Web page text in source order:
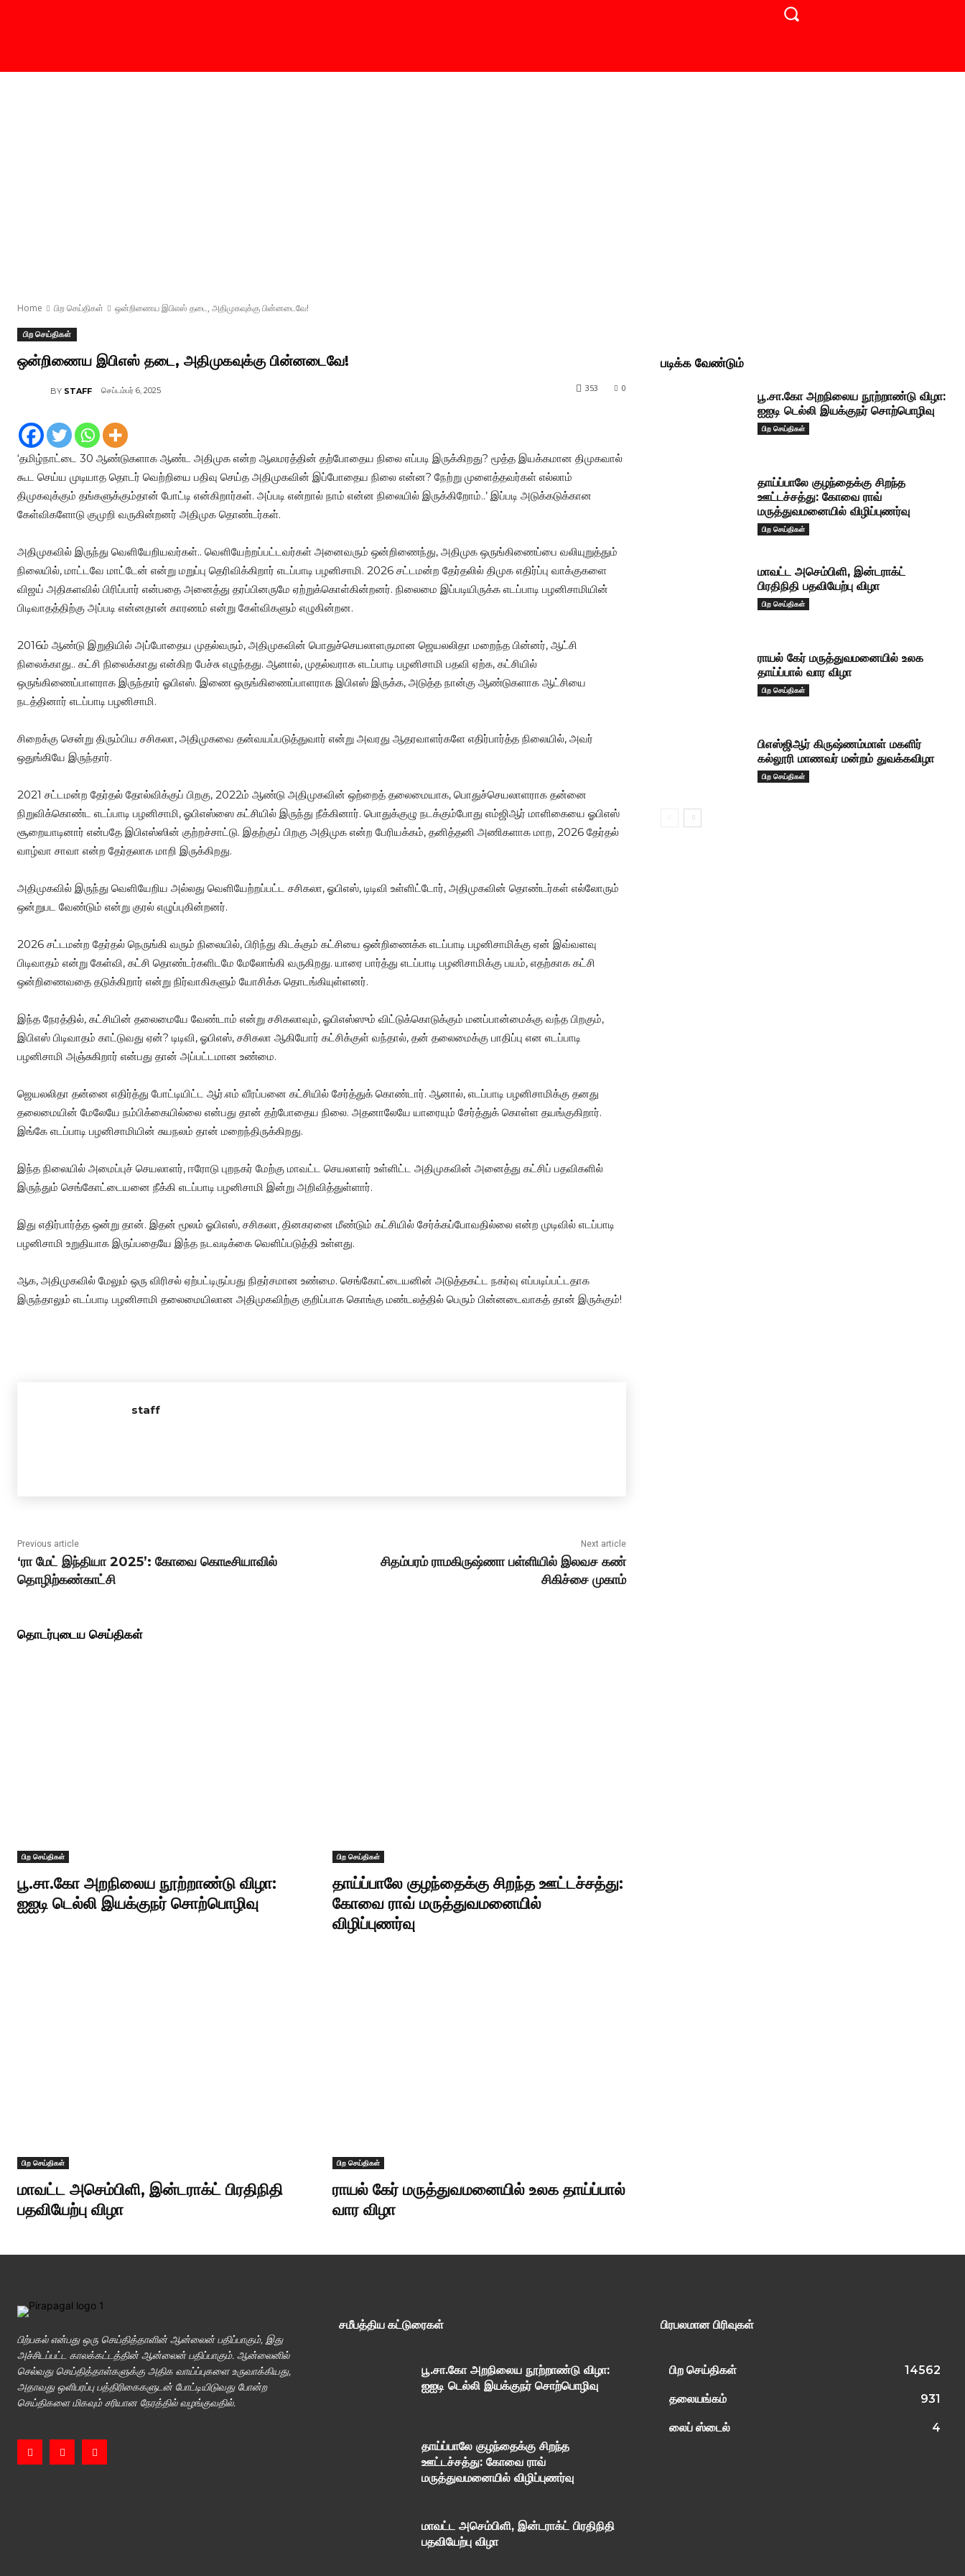
Home பிற செய்திகள் ஒன்றிணைய இபிஎஸ் தடை, அதிமுகவுக்கு பின்னடைவே!
பிற செய்திகள்
ஒன்றிணைய இபிஎஸ் தடை, அதிமுகவுக்கு பின்னடைவே!
BY STAFF செப்டம்பர் 6, 2025 0
353
‘தமிழ்நாட்டை 30 ஆண்டுகளாக ஆண்ட அதிமுக என்ற ஆலமரத்தின் தற்போதைய நிலை எப்படி இருக்கிறது? மூத்த இயக்கமான திமுகவால்
கூட செய்ய முடியாத தொடர் வெற்றியை பதிவு செய்த அதிமுகவின் இப்போதைய நிலை என்ன? நேற்று முளைத்தவர்கள் எல்லாம்
திமுகவுக்கும் தங்களுக்கும்தான் போட்டி என்கிறார்கள். அப்படி என்றால் நாம் என்ன நிலையில் இருக்கிறோம்..’ இப்படி அடுக்கடுக்கான
கேள்விகளோடு குமுறி வருகின்றனர் அதிமுக தொண்டர்கள்.
அதிமுகவில் இருந்து வெளியேறியவர்கள்.. வெளியேற்றப்பட்டவர்கள் அனைவரும் ஒன்றிணைந்து, அதிமுக ஒருங்கிணைப்பை வலியுறுத்தும்
நிலையில், மாட்டவே மாட்டேன் என்று மறுப்பு தெரிவிக்கிறார் எடப்பாடி பழனிசாமி. 2026 சட்டமன்ற தேர்தலில் திமுக எதிர்ப்பு வாக்குகளை
விஜய் அதிகளவில் பிரிப்பார் என்பதை அனைத்து தரப்பினருமே ஏற்றுக்கொள்கின்றனர். நிலைமை இப்படியிருக்க எடப்பாடி பழனிசாமியின்
பிடிவாதத்திற்கு அப்படி என்னதான் காரணம் என்று கேள்விகளும் எழுகின்றன.
2016ம் ஆண்டு இறுதியில் அப்போதைய முதல்வரும், அதிமுகவின் பொதுச்செயலாளருமான ஜெயலலிதா மறைந்த பின்னர், ஆட்சி
நிலைக்காது.. கட்சி நிலைக்காது என்கிற பேச்சு எழுந்தது. ஆனால், முதல்வராக எடப்பாடி பழனிசாமி பதவி ஏற்க, கட்சியில்
ஒருங்கிணைப்பாளராக இருந்தார் ஓபிஎஸ். இணை ஒருங்கிணைப்பாளராக இபிஎஸ் இருக்க, அடுத்த நான்கு ஆண்டுகளாக ஆட்சியை
நடத்தினார் எடப்பாடி பழனிசாமி.
சிறைக்கு சென்று திரும்பிய சசிகலா, அதிமுகவை தன்வயப்படுத்துவார் என்று அவரது ஆதரவாளர்களே எதிர்பார்த்த நிலையில், அவர்
ஒதுங்கியே இருந்தார்.
2021 சட்டமன்ற தேர்தல் தோல்விக்குப் பிறகு, 2022ம் ஆண்டு அதிமுகவின் ஒற்றைத் தலைமையாக, பொதுச்செயலாளராக தன்னை
நிறுவிக்கொண்ட எடப்பாடி பழனிசாமி, ஓபிஎஸ்ஸை கட்சியில் இருந்து நீக்கினார். பொதுக்குழு நடக்கும்போது எம்ஜிஆர் மாளிகையை ஓபிஎஸ்
சூறையாடினார் என்பதே இபிஎஸ்ஸின் குற்றச்சாட்டு. இதற்குப் பிறகு அதிமுக என்ற பேரியக்கம், தனித்தனி அணிகளாக மாற, 2026 தேர்தல்
வாழ்வா சாவா என்ற தேர்தலாக மாறி இருக்கிறது.
அதிமுகவில் இருந்து வெளியேறிய அல்லது வெளியேற்றப்பட்ட சசிகலா, ஓபிஎஸ், டிடிவி உள்ளிட்டோர், அதிமுகவின் தொண்டர்கள் எல்லோரும்
ஒன்றுபட வேண்டும் என்று குரல் எழுப்புகின்றனர்.
2026 சட்டமன்ற தேர்தல் நெருங்கி வரும் நிலையில், பிரிந்து கிடக்கும் கட்சியை ஒன்றிணைக்க எடப்பாடி பழனிசாமிக்கு ஏன் இவ்வளவு
பிடிவாதம் என்று கேள்வி, கட்சி தொண்டர்களிடமே மேலோங்கி வருகிறது. யாரை பார்த்து எடப்பாடி பழனிசாமிக்கு பயம், எதற்காக கட்சி
ஒன்றிணைவதை தடுக்கிறார் என்று நிர்வாகிகளும் யோசிக்க தொடங்கியுள்ளனர்.
இந்த நேரத்தில், கட்சியின் தலைமையே வேண்டாம் என்று சசிகலாவும், ஓபிஎஸ்ஸும் விட்டுக்கொடுக்கும் மனப்பான்மைக்கு வந்த பிறகும்,
இபிஎஸ் பிடிவாதம் காட்டுவது ஏன்? டிடிவி, ஓபிஎஸ், சசிகலா ஆகியோர் கட்சிக்குள் வந்தால், தன் தலைமைக்கு பாதிப்பு என எடப்பாடி
பழனிசாமி அஞ்சுகிறார் என்பது தான் அப்பட்டமான உண்மை.
ஜெயலலிதா தன்னை எதிர்த்து போட்டியிட்ட ஆர்.எம் வீரப்பனை கட்சியில் சேர்த்துக் கொண்டார். ஆனால், எடப்பாடி பழனிசாமிக்கு தனது
தலைமையின் மேலேயே நம்பிக்கையில்லை என்பது தான் தற்போதைய நிலை. அதனாலேயே யாரையும் சேர்த்துக் கொள்ள தயங்குகிறார்.
இங்கே எடப்பாடி பழனிசாமியின் சுயநலம் தான் மறைந்திருக்கிறது.
இந்த நிலையில் அமைப்புச் செயலாளர், ஈரோடு புறநகர் மேற்கு மாவட்ட செயலாளர் உள்ளிட்ட அதிமுகவின் அனைத்து கட்சிப் பதவிகளில்
இருந்தும் செங்கோட்டையனை நீக்கி எடப்பாடி பழனிசாமி இன்று அறிவித்துள்ளார்.
இது எதிர்பார்த்த ஒன்று தான். இதன் மூலம் ஓபிஎஸ், சசிகலா, தினகரனை மீண்டும் கட்சியில் சேர்க்கப்போவதில்லை என்ற முடிவில் எடப்பாடி
பழனிசாமி உறுதியாக இருப்பதையே இந்த நடவடிக்கை வெளிப்படுத்தி உள்ளது.
ஆக, அதிமுகவில் மேலும் ஒரு விரிசல் ஏற்பட்டிருப்பது நிதர்சமான உண்மை. செங்கோட்டையனின் அடுத்தகட்ட நகர்வு எப்படிப்பட்டதாக
இருந்தாலும் எடப்பாடி பழனிசாமி தலைமையிலான அதிமுகவிற்கு குறிப்பாக கொங்கு மண்டலத்தில் பெரும் பின்னடைவாகத் தான் இருக்கும்!
staff
Previous article
‘ரா மேட் இந்தியா 2025’: கோவை கொடீசியாவில்
தொழிற்கண்காட்சி
Next article
சிதம்பரம் ராமகிருஷ்ணா பள்ளியில் இலவச கண்
சிகிச்சை முகாம்
தொடர்புடைய செய்திகள்
பிற செய்திகள்
பூ.சா.கோ அறநிலைய நூற்றாண்டு விழா:
ஐஐடி டெல்லி இயக்குநர் சொற்பொழிவு
பிற செய்திகள்
தாய்ப்பாலே குழந்தைக்கு சிறந்த ஊட்டச்சத்து:
கோவை ராவ் மருத்துவமனையில்
விழிப்புணர்வு
பிற செய்திகள்
மாவட்ட அசெம்பிளி, இன்டராக்ட் பிரதிநிதி
பதவியேற்பு விழா
பிற செய்திகள்
ராயல் கேர் மருத்துவமனையில் உலக தாய்ப்பால்
வார விழா
படிக்க வேண்டும்
பூ.சா.கோ அறநிலைய நூற்றாண்டு விழா:
ஐஐடி டெல்லி இயக்குநர் சொற்பொழிவு
பிற செய்திகள்
தாய்ப்பாலே குழந்தைக்கு சிறந்த
ஊட்டச்சத்து: கோவை ராவ்
மருத்துவமனையில் விழிப்புணர்வு
பிற செய்திகள்
மாவட்ட அசெம்பிளி, இன்டராக்ட்
பிரதிநிதி பதவியேற்பு விழா
பிற செய்திகள்
ராயல் கேர் மருத்துவமனையில் உலக
தாய்ப்பால் வார விழா
பிற செய்திகள்
பிஎஸ்ஜிஆர் கிருஷ்ணம்மாள் மகளிர்
கல்லூரி மாணவர் மன்றம் துவக்கவிழா
பிற செய்திகள்
பிற்பகல் என்பது ஒரு செய்தித்தாளின் ஆன்லைன் பதிப்பாகும், இது
அச்சிடப்பட்ட காலக்கட்டத்தின் ஆன்லைன் பதிப்பாகும். ஆன்லைனில்
செல்வது செய்தித்தாள்களுக்கு அதிக வாய்ப்புகளை உருவாக்கியது,
அதாவது ஒளிபரப்பு பத்திரிகைகளுடன் போட்டியிடுவது போன்ற
செய்திகளை மிகவும் சரியான நேரத்தில் வழங்குவதில்.
சமீபத்திய கட்டுரைகள்
பூ.சா.கோ அறநிலைய நூற்றாண்டு விழா:
ஐஐடி டெல்லி இயக்குநர் சொற்பொழிவு
தாய்ப்பாலே குழந்தைக்கு சிறந்த
ஊட்டச்சத்து: கோவை ராவ்
மருத்துவமனையில் விழிப்புணர்வு
மாவட்ட அசெம்பிளி, இன்டராக்ட் பிரதிநிதி
பதவியேற்பு விழா
பிரபலமான பிரிவுகள்
பிற செய்திகள் 14562
தலையங்கம் 931
லைப் ஸ்டைல் 4